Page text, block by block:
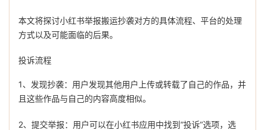
本文将探讨小红书举报搬运抄袭对方的具体流程、平台的处理
方式以及可能面临的后果。
投诉流程
1、发现抄袭：用户发现其他用户上传或转载了自己的作品，并
且这些作品与自己的内容高度相似。
2、提交举报：用户可以在小红书应用中找到“投诉”选项，选